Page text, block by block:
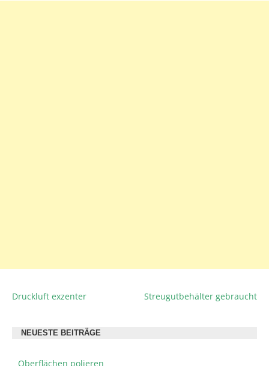
BEITRAGSNAVIGATION
Druckluft exzenter Streugutbehälter gebraucht
NEUESTE BEITRÄGE
Oberflächen polieren